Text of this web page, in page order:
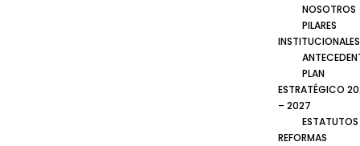
NOSOTROS
PILARES
INSTITUCIONALES
PLAN
ESTRATÉGICO
– 2027
ESTATUTOS
REFORMAS